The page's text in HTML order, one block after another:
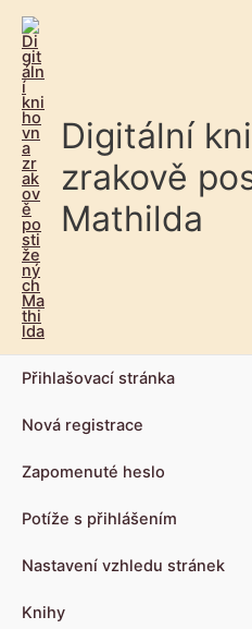
Digitální
zrakově
Mathilda
Přihlašovací stránka
Nová registrace
Zapomenuté heslo
Potíže s přihlášením
Nastavení vzhledu stránek
Knihy